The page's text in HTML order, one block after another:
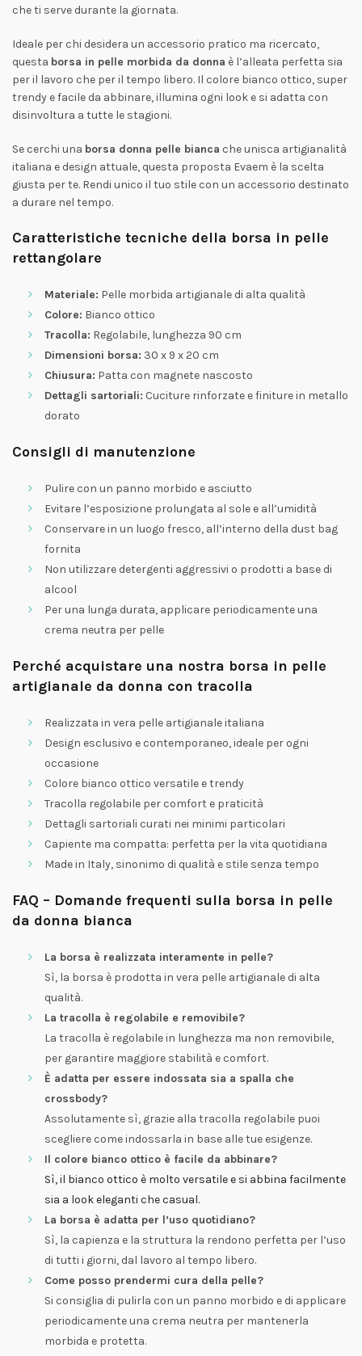
che ti serve durante la giornata.
Ideale per chi desidera un accessorio pratico ma ricercato,
questa borsa in pelle morbida da donna è l’alleata perfetta sia
per il lavoro che per il tempo libero. Il colore bianco ottico, super
trendy e facile da abbinare, illumina ogni look e si adatta con
disinvoltura a tutte le stagioni.
Se cerchi una borsa donna pelle bianca che unisca artigianalità
italiana e design attuale, questa proposta Evaem è la scelta
giusta per te. Rendi unico il tuo stile con un accessorio destinato
a durare nel tempo.
Caratteristiche tecniche della borsa in pelle
rettangolare
Materiale: Pelle morbida artigianale di alta qualità
Colore: Bianco ottico
Tracolla: Regolabile, lunghezza 90 cm
Dimensioni borsa: 30 x 9 x 20 cm
Chiusura: Patta con magnete nascosto
Dettagli sartoriali: Cuciture rinforzate e finiture in metallo
dorato
Consigli di manutenzione
Pulire con un panno morbido e asciutto
Evitare l’esposizione prolungata al sole e all’umidità
Conservare in un luogo fresco, all’interno della dust bag
fornita
Non utilizzare detergenti aggressivi o prodotti a base di
alcool
Per una lunga durata, applicare periodicamente una
crema neutra per pelle
Perché acquistare una nostra borsa in pelle
artigianale da donna con tracolla
Realizzata in vera pelle artigianale italiana
Design esclusivo e contemporaneo, ideale per ogni
occasione
Colore bianco ottico versatile e trendy
Tracolla regolabile per comfort e praticità
Dettagli sartoriali curati nei minimi particolari
Capiente ma compatta: perfetta per la vita quotidiana
Made in Italy, sinonimo di qualità e stile senza tempo
FAQ – Domande frequenti sulla borsa in pelle
da donna bianca
La borsa è realizzata interamente in pelle?
Sì, la borsa è prodotta in vera pelle artigianale di alta
qualità.
La tracolla è regolabile e removibile?
La tracolla è regolabile in lunghezza ma non removibile,
per garantire maggiore stabilità e comfort.
È adatta per essere indossata sia a spalla che
crossbody?
Assolutamente sì, grazie alla tracolla regolabile puoi
scegliere come indossarla in base alle tue esigenze.
Il colore bianco ottico è facile da abbinare?
Sì, il bianco ottico è molto versatile e si abbina facilmente
sia a look eleganti che casual.
La borsa è adatta per l’uso quotidiano?
Sì, la capienza e la struttura la rendono perfetta per l’uso
di tutti i giorni, dal lavoro al tempo libero.
Come posso prendermi cura della pelle?
Si consiglia di pulirla con un panno morbido e di applicare
periodicamente una crema neutra per mantenerla
morbida e protetta.